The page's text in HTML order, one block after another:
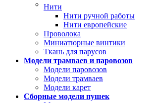
Нити
Нити ручной работы
Нити европейские
Проволока
Миниатюрные винтики
Ткань для парусов
Модели трамваев и паровозов
Модели паровозов
Модели трамваев
Модели карет
Сборные модели пушек